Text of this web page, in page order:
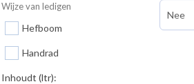
Wijze van ledigen
Hefboom
Handrad
Inhoudt (ltr):